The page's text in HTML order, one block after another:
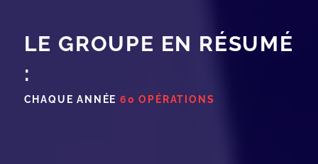
LE GROUPE EN RÉSUMÉ
:
CHAQUE ANNÉE 60 OPÉRATIONS